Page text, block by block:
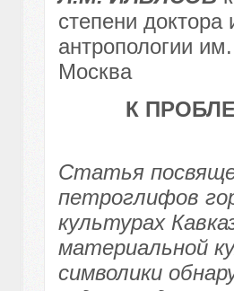
степени доктора
антропологии
Москва
К
Статья
петроглифов
культурах
материальной
символики